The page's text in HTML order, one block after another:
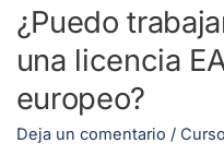
¿Puedo
una licencia
europeo?
Deja un comentario /
europeo?